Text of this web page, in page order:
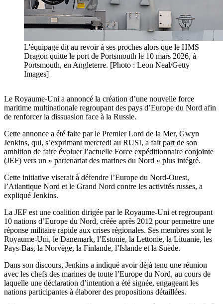
L'équipage dit au revoir à ses proches alors que le HMS
Dragon quitte le port de Portsmouth le 10 mars 2026, à
Portsmouth, en Angleterre. [Photo : Leon Neal/Getty
Images]
Le Royaume-Uni a annoncé la création d’une nouvelle force
maritime multinationale regroupant des pays d’Europe du Nord afin
de renforcer la dissuasion face à la Russie.
Cette annonce a été faite par le Premier Lord de la Mer, Gwyn
Jenkins, qui, s’exprimant mercredi au RUSI, a fait part de son
ambition de faire évoluer l’actuelle Force expéditionnaire conjointe
(JEF) vers un « partenariat des marines du Nord » plus intégré.
Cette initiative viserait à défendre l’Europe du Nord-Ouest,
l’Atlantique Nord et le Grand Nord contre les activités russes, a
expliqué Jenkins.
La JEF est une coalition dirigée par le Royaume-Uni et regroupant
10 nations d’Europe du Nord, créée après 2012 pour permettre une
réponse militaire rapide aux crises régionales. Ses membres sont le
Royaume-Uni, le Danemark, l’Estonie, la Lettonie, la Lituanie, les
Pays-Bas, la Norvège, la Finlande, l’Islande et la Suède.
Dans son discours, Jenkins a indiqué avoir déjà tenu une réunion
avec les chefs des marines de toute l’Europe du Nord, au cours de
laquelle une déclaration d’intention a été signée, engageant les
nations participantes à élaborer des propositions détaillées.